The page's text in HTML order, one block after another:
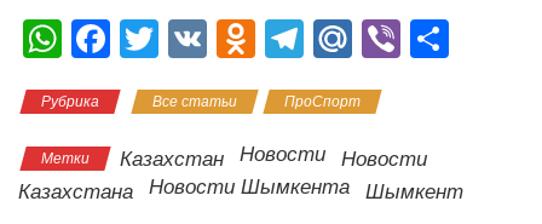
W
at
s
A
F
c
e
b
T
tt
er
V
O
n
o
kl
T
e
gr
a
M
.R
u
Vi
в
Рубрика Все статьи ПроСпорт
Метки Казахстан Новости
Новости
Казахстана
Новости Шымкента Шымкент